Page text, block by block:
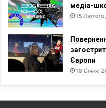
медіа-
15
Європи
18 Січня,